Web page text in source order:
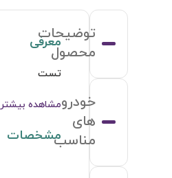
توضیحات
محصول
خودرو
های
مناسب
معرفی
تست
مشاهده بیشتر
مشخصات